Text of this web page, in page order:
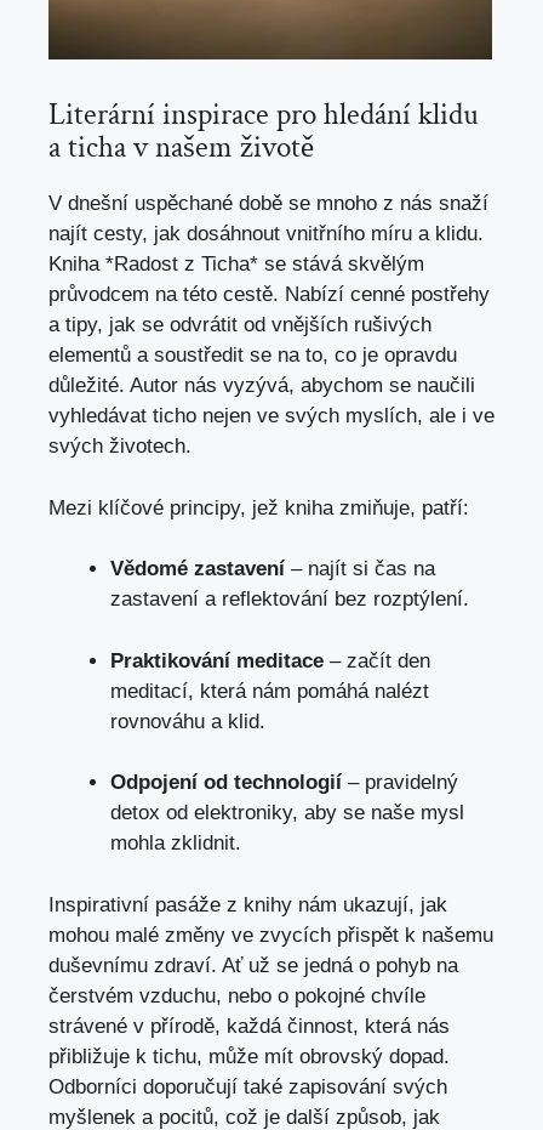
Literární inspirace pro hledání klidu
a ticha v našem životě
V dnešní⁤ uspěchané době se mnoho ⁣z nás snaží
najít cesty, jak dosáhnout vnitřního míru a klidu.
Kniha *Radost z Ticha* se stává skvělým
průvodcem na této cestě. Nabízí cenné postřehy
a tipy, jak se odvrátit od vnějších rušivých
elementů a soustředit se na to, co je opravdu
důležité. Autor​ nás vyzývá, abychom se naučili⁣
vyhledávat ticho nejen ve svých myslích, ale i ve
svých životech.
Mezi⁢ klíčové principy, jež kniha zmiňuje, patří:
Vědomé zastavení – najít si čas na⁢
zastavení a reflektování bez rozptýlení.
Praktikování meditace – začít den
meditací, která ‍nám pomáhá nalézt
rovnováhu a klid.
Odpojení od⁤ technologií – pravidelný⁤
detox‌ od elektroniky, aby se naše mysl‌
mohla zklidnit.
Inspirativní⁤ pasáže z knihy‌ nám ukazují, jak
mohou malé změny ve zvycích přispět k našemu
duševnímu​ zdraví. Ať už se jedná o pohyb ⁢na
čerstvém vzduchu, nebo o pokojné chvíle
strávené v přírodě, každá činnost, která nás
přibližuje k tichu, může mít obrovský dopad.
Odborníci doporučují také zapisování svých
myšlenek a pocitů, ⁣což je další způsob, jak